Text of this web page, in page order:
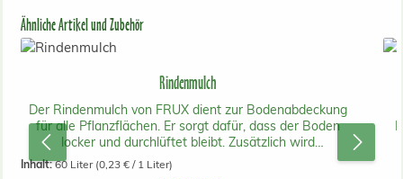
Produktgalerie überspringen
Ähnliche Artikel und Zubehör
Rindenmulch
Der Rindenmulch von FRUX dient zur Bodenabdeckung
für alle Pflanzflächen. Er sorgt dafür, dass der Boden
locker und durchlüftet bleibt. Zusätzlich wird
Unkrautwuchs gehemmt. Die Teilchen sind bei der
feinkörnigen 0-15mm groß. Ein Sack reicht für bis zu 1.6
Inhalt:60 Liter (0,23 € / 1 Liter)